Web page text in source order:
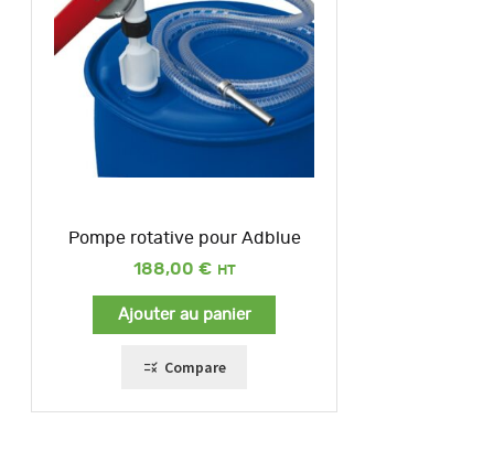
Pompe rotative pour Adblue
188,00 €
Ajouter au panier
Compare